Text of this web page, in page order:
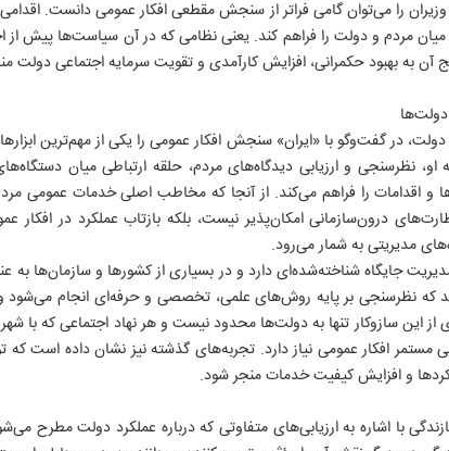
را می‌توان گامی فراتر از سنجش مقطعی افکار عمومی دانست.
مردم و دولت را فراهم کند. یعنی نظامی که در آن سیاست‌ها پیش از
آن به بهبود حکمرانی، افزایش کارآمدی و تقویت سرمایه اجتماعی دولت
در گفت‌و‌گو با «ایران» سنجش افکار عمومی را یکی از مهم‌ترین
او، نظرسنجی و ارزیابی دیدگاه‌های مردم، حلقه ارتباطی میان
و اقدامات را فراهم می‌کند. از آنجا که مخاطب اصلی خدمات عمومی
درون‌سازمانی امکان‌پذیر نیست، بلکه بازتاب عملکرد در
مدیریتی به شمار می‌رود.
جایگاه شناخته‌شده‌ای دارد و در بسیاری از کشورها و سازمان‌ها به
که نظرسنجی بر پایه روش‌های علمی، تخصصی و حرفه‌ای انجام می‌شود و
این سازوکار تنها به دولت‌ها محدود نیست و هر نهاد اجتماعی که با
مستمر افکار عمومی نیاز دارد. تجربه‌های گذشته نیز نشان داده است
و افزایش کیفیت خدمات منجر شود.
با اشاره به ارزیابی‌های متفاوتی که درباره عملکرد دولت مطرح
۱